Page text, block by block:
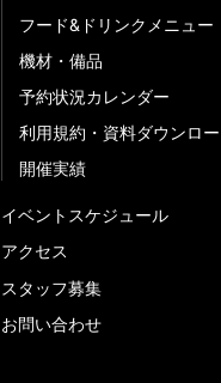
フード&ドリンクメニュー
機材・備品
予約状況カレンダー
利用規約・資料ダウンロー
開催実績
イベントスケジュール
アクセス
スタッフ募集
お問い合わせ